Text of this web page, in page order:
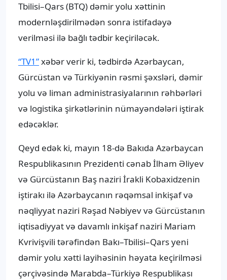
Tbilisi–Qars (BTQ) dəmir yolu xəttinin
modernləşdirilmədən sonra istifadəyə
verilməsi ilə bağlı tədbir keçiriləcək.
“TV1”xəbər verir ki, tədbirdə Azərbaycan,
Gürcüstan və Türkiyənin rəsmi şəxsləri, dəmir
yolu və liman administrasiyalarının rəhbərləri
və logistika şirkətlərinin nümayəndələri iştirak
edəcəklər.
Qeyd edək ki, mayın 18-də Bakıda Azərbaycan
Respublikasının Prezidenti cənab İlham Əliyev
və Gürcüstanın Baş naziri İrakli Kobaxidzenin
iştirakı ilə Azərbaycanın rəqəmsal inkişaf və
nəqliyyat naziri Rəşad Nəbiyev və Gürcüstanın
iqtisadiyyat və davamlı inkişaf naziri Mariam
Kvrivişvili tərəfindən Bakı–Tbilisi–Qars yeni
dəmir yolu xətti layihəsinin həyata keçirilməsi
çərçivəsində Marabda–Türkiyə Respublikası